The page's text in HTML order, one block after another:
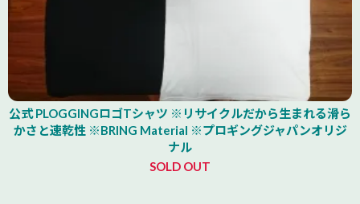
公式 PLOGGINGロゴTシャツ ※リサイクルだから生まれる滑ら
かさと速乾性 ※BRING Material ※プロギングジャパンオリジ
ナル
SOLD OUT